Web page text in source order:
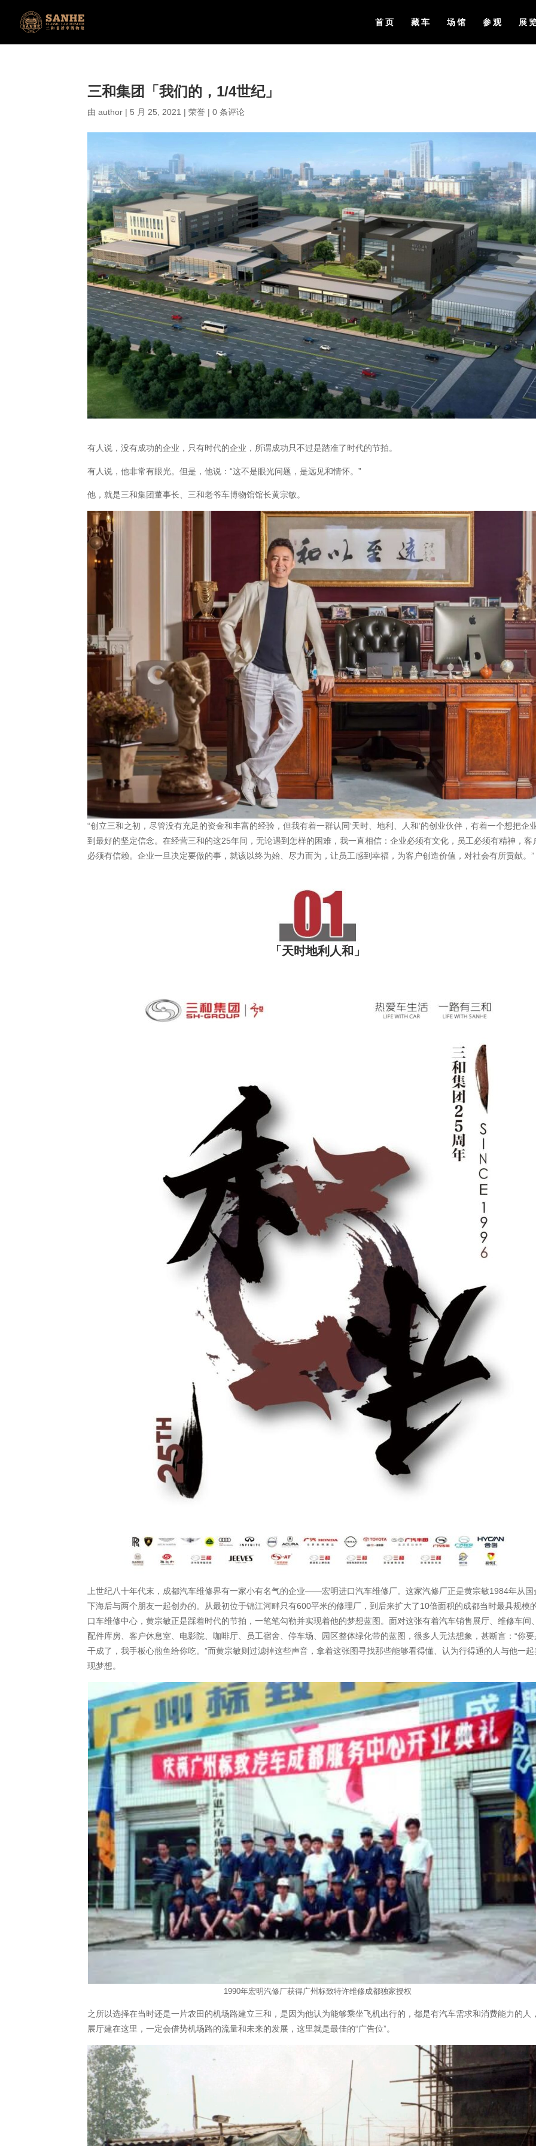
首页 藏车 场馆 参观 展
三和集团「我们的，1/4世纪」
由author | 5 月 25, 2021 |荣誉 |0 条评论
​有人说，没有成功的企业，只有时代的企业，所谓成功只不过是踏准了时代的节拍。
有人说，他非常有眼光。但是，他说：“这不是眼光问题，是远见和情怀。”
他，就是三和集团董事长、三和老爷车博物馆馆长黄宗敏。
“创立三和之初，尽管没有充足的资金和丰富的经验，但我有着一群认同‘天时、地利、人和’的创业伙伴，有着一个想把企
到最好的坚定信念。在经营三和的这25年间，无论遇到怎样的困难，我一直相信：企业必须有文化，员工必须有精神，客
必须有信赖。企业一旦决定要做的事，就该以终为始、尽力而为，让员工感到幸福，为客户创造价值，对社会有所贡献。”
「天时地利人和」
上世纪八十年代末，成都汽车维修界有一家小有名气的企业——宏明进口汽车维修厂。这家汽修厂正是黄宗敏1984年从国
下海后与两个朋友一起创办的。从最初位于锦江河畔只有600平米的修理厂，到后来扩大了10倍面积的成都当时最具规模
口车维修中心，黄宗敏正是踩着时代的节拍，一笔笔勾勒并实现着他的梦想蓝图。面对这张有着汽车销售展厅、维修车间
配件库房、客户休息室、电影院、咖啡厅、员工宿舍、停车场、园区整体绿化带的蓝图，很多人无法想象，甚断言：“你
干成了，我手板心煎鱼给你吃。”而黄宗敏则过滤掉这些声音，拿着这张图寻找那些能够看得懂、认为行得通的人与他一
现梦想。
1990年宏明汽修厂获得广州标致特许维修成都独家授权
之所以选择在当时还是一片农田的机场路建立三和，是因为他认为能够乘坐飞机出行的，都是有汽车需求和消费能力的人
展厅建在这里，一定会借势机场路的流量和未来的发展，这里就是最佳的“广告位”。